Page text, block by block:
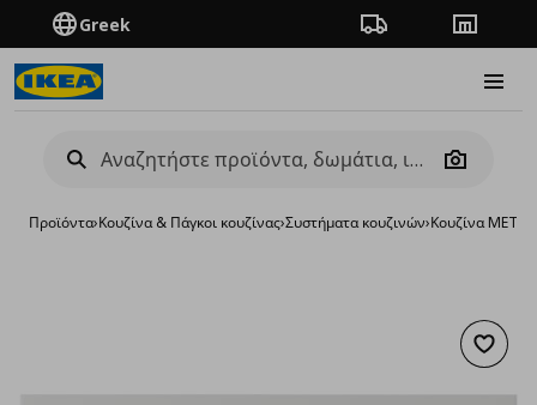
Greek Πορεία παραγγελίας
Camera
Προϊόντα›Κουζίνα & Πάγκοι κουζίνας›Συστήματα κουζινών›Κουζίνα